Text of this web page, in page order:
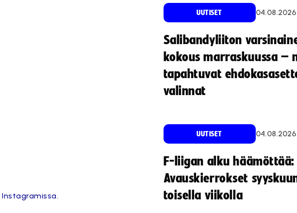
Instagramissa.
UUTISET 04.08.2026
Salibandyliiton
kokous marraskuussa –
tapahtuvat
valinnat
UUTISET 04.08.2026
F-liigan alku häämöttää:
Avauskierrokset
toisella viikolla